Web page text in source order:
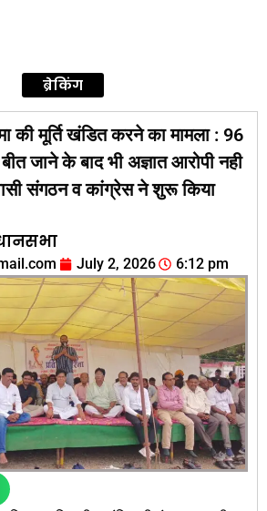
ब्रेकिंग
की मूर्ति खंडित करने का मामला : 96
जाने के बाद भी अज्ञात आरोपी नही
संगठन व कांग्रेस ने शुरू किया
July 2, 2026 6:12 pm